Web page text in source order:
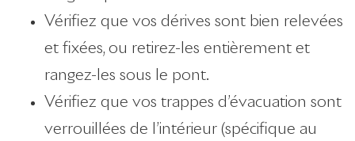
Vérifiez que vos dérives sont bien relevées
et fixées, ou retirez-les entièrement et
rangez-les sous le pont.
Vérifiez que vos trappes d’évacuation sont
verrouillées de l’intérieur (spécifique au